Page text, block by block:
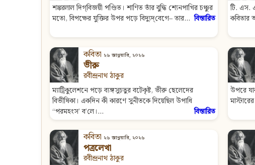
শঙ্করলাল দিগ্‌বিজয়ী পণ্ডিত। শাণিত তাঁর বুদ্ধি শ্যেনপাখির চঞ্চুর
মতো, বিপক্ষের যুক্তির উপর পড়ে বিদ্যুদ্‌বেগে– তার... বিস্তারিত
টি. এস.
কবিতার
কবিতা ২৬ জানুয়ারি, ২০২৬
ভীরু
রবীন্দ্রনাথ ঠাকুর
ম্যাট্রিকুলেশনে পড়ে ব্যঙ্গসুচতুর বটেকৃষ্ট, ভীরু ছেলেদের
বিভীষিকা। একদিন কী কারণে সুনীতকে দিয়েছিল উপাধি
“পরমহংস’ ব’লে।...
বিস্তারিত
উপরে
কবিতা ২৬ জানুয়ারি, ২০২৬
পত্রলেখা
রবীন্দ্রনাথ ঠাকুর